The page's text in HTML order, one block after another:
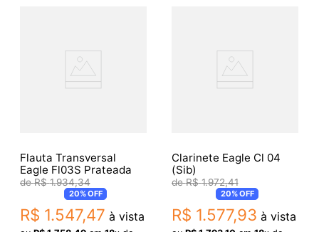
Flauta Transversal
Eagle Fl03S Prateada
R$ 1.934,34
20%OFF
R$ 1.547,47 à vista
Clarinete Eagle Cl 04
(Sib)
R$ 1.972,41
20%OFF
R$ 1.577,93 à vista